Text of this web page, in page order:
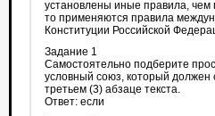
установлены иные правила,
то применяются правила
Конституции Российской
Задание 1
Самостоятельно подберите
условный союз, который должен
третьем (3) абзаце текста.
Ответ: если